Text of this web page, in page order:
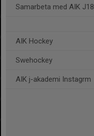
Samarbeta med AIK J18
AIK Hockey
Swehockey
AIK j-akademi Instagrm